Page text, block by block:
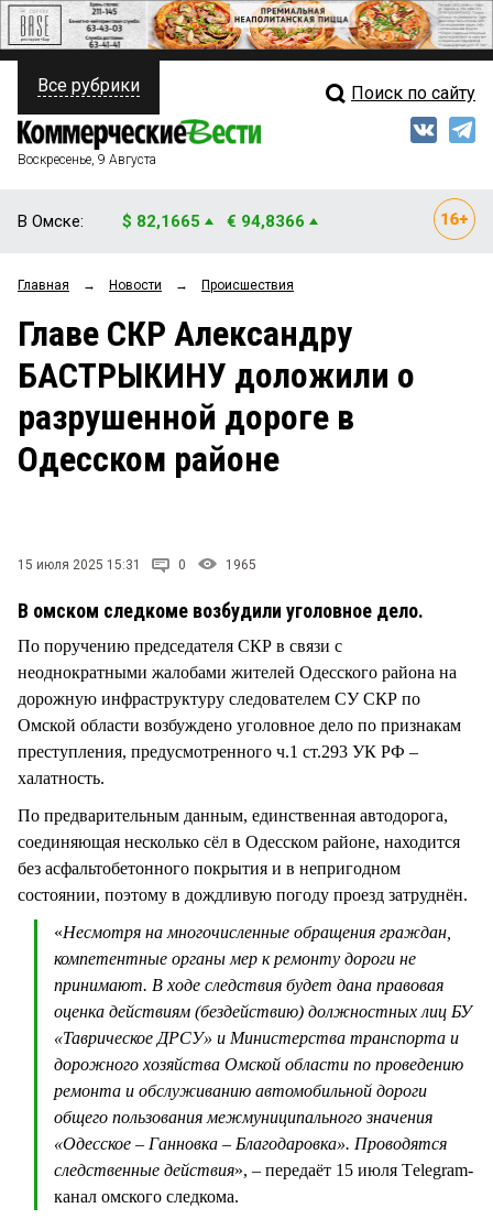
ПОЛИТИКА
ФИНАНСЫ
ОБЩЕСТВО
ЗАКОН
НОВОСТИ КОМПАНИЙ
Свежий выпуск
Мнения
Рейтинги
Блоги
Архив
Все рубрики Поиск по сайту
Воскресенье, 9 Августа
В Омске: $ 82,1665 € 94,8366
Главная → Новости → Происшествия
Главе СКР Александру
БАСТРЫКИНУ доложили о
разрушенной дороге в
Одесском районе
15 июля 2025 15:31 0 1965
В омском следкоме возбудили уголовное дело.
По поручению председателя СКР в связи с
неоднократными жалобами жителей Одесского района на
дорожную инфраструктуру следователем СУ СКР по
Омской области возбуждено уголовное дело по признакам
преступления, предусмотренного ч.1 ст.293 УК РФ –
халатность.
По предварительным данным, единственная автодорога,
соединяющая несколько сёл в Одесском районе, находится
без асфальтобетонного покрытия и в непригодном
состоянии, поэтому в дождливую погоду проезд затруднён.
«Несмотря на многочисленные обращения граждан,
компетентные органы мер к ремонту дороги не
принимают. В ходе следствия будет дана правовая
оценка действиям (бездействию) должностных лиц БУ
«Таврическое ДРСУ» и Министерства транспорта и
дорожного хозяйства Омской области по проведению
ремонта и обслуживанию автомобильной дороги
общего пользования межмуниципального значения
«Одесское – Ганновка – Благодаровка». Проводятся
следственные действия», – передаёт 15 июля Тelegram-
канал омского следкома.